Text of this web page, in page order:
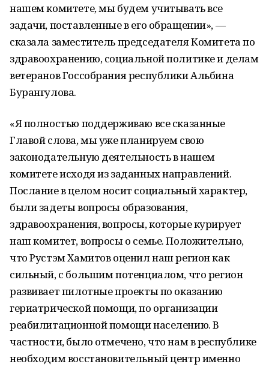
нашем комитете, мы будем учитывать все
задачи, поставленные в его обращении», —
сказала заместитель председателя Комитета по
здравоохранению, социальной политике и делам
ветеранов Госсобрания республики Альбина
Бурангулова.
«Я полностью поддерживаю все сказанные
Главой слова, мы уже планируем свою
законодательную деятельность в нашем
комитете исходя из заданных направлений.
Послание в целом носит социальный характер,
были задеты вопросы образования,
здравоохранения, вопросы, которые курирует
наш комитет, вопросы о семье. Положительно,
что Рустэм Хамитов оценил наш регион как
сильный, с большим потенциалом, что регион
развивает пилотные проекты по оказанию
гериатрической помощи, по организации
реабилитационной помощи населению. В
частности, было отмечено, что нам в республике
необходим восстановительный центр именно